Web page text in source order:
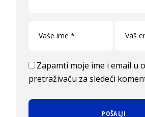
Zapamti moje ime i email u
pretraživaču za sledeći